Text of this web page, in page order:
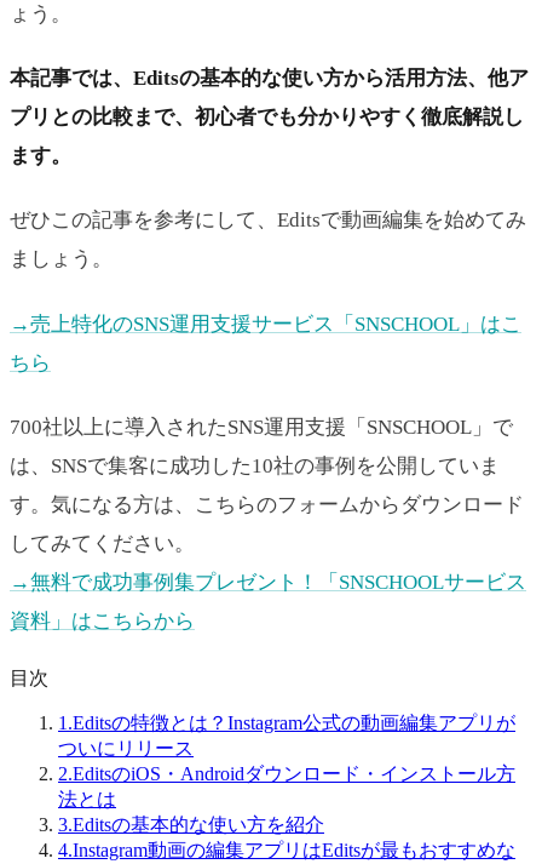
ょう。
本記事では、Editsの基本的な使い方から活用方法、他ア
プリとの比較まで、初心者でも分かりやすく徹底解説し
ます。
ぜひこの記事を参考にして、Editsで動画編集を始めてみ
ましょう。
→売上特化のSNS運用支援サービス「SNSCHOOL」はこ
ちら
700社以上に導入されたSNS運用支援「SNSCHOOL」で
は、SNSで集客に成功した10社の事例を公開していま
す。気になる方は、こちらのフォームからダウンロード
してみてください。
→無料で成功事例集プレゼント！「SNSCHOOLサービス
資料」はこちらから
目次
1.Editsの特徴とは？Instagram公式の動画編集アプリが
ついにリリース
2.EditsのiOS・Androidダウンロード・インストール方
法とは
3.Editsの基本的な使い方を紹介
4.Instagram動画の編集アプリはEditsが最もおすすめな